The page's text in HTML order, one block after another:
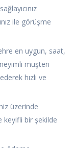
ile görüşme
en uygun, saat,
müşteri
hızlı ve
üzerinde
keyifli bir şekilde